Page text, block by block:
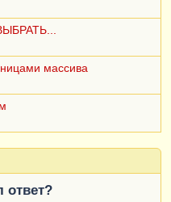
массива
ответ?